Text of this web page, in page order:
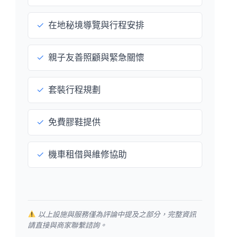
✓ 在地秘境導覽與行程安排
✓ 親子友善照顧與緊急關懷
✓ 套裝行程規劃
✓ 免費膠鞋提供
✓ 機車租借與維修協助
以上設施與服務僅為評論中提及之部分，完整資訊
請直接與商家聯繫諮詢。